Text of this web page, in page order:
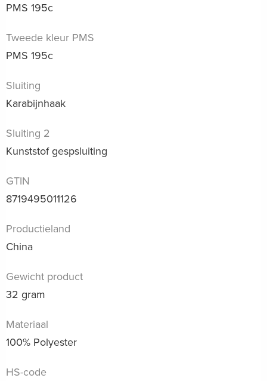
PMS 195c
Tweede kleur PMS
PMS 195c
Sluiting
Karabijnhaak
Sluiting 2
Kunststof gespsluiting
GTIN
8719495011126
Productieland
China
Gewicht product
32 gram
Materiaal
100% Polyester
HS-code